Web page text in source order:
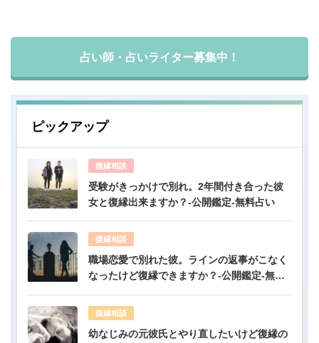
占い師・占いライター募集中！
ピックアップ
復縁相談
受験がきっかけで別れ。2年間付き合った彼
女と復縁出来ますか？-公開鑑定-無料占い
復縁相談
職場恋愛で別れた彼。ラインの返事がこなく
なったけど復縁できますか？-公開鑑定-無料
復縁相談
幼なじみの元彼氏とやり直したいけど復縁の